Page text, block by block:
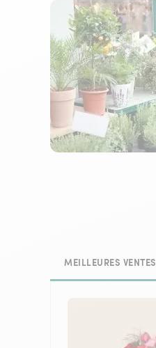
MEILLEURES VENTES